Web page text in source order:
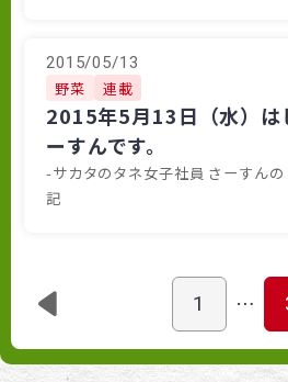
2015/05/13
野菜 連載
2015年5月13日（水）は
ーすんです。
-サカタのタネ女子社員 さーすん
記
1 …